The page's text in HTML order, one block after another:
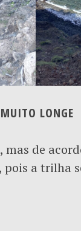
LONGE
de
pois a trilha